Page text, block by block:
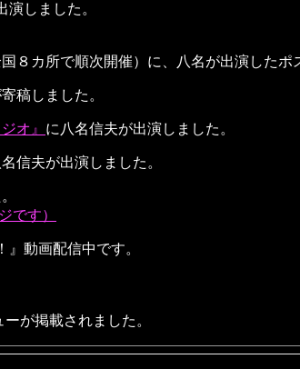
しました。
８カ所で順次開催）に、八名が出演したポ
稿しました。
オ』 に八名信夫が出演しました。
信夫が出演しました。
です）
動画配信中です。
が掲載されました。